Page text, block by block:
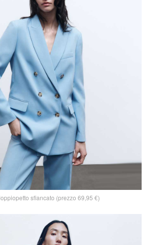
sfiancato (prezzo 69,95 €)